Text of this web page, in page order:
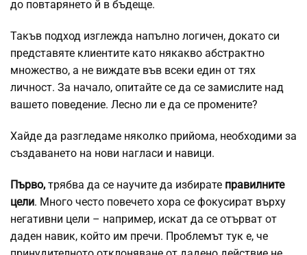
до повтарянето й в бъдеще.
Такъв подход изглежда напълно логичен, докато си
представяте клиентите като някакво абстрактно
множество, а не виждате във всеки един от тях
личност. За начало, опитайте се да се замислите над
вашето поведение. Лесно ли е да се промените?
Хайде да разгледаме няколко прийома, необходими за
създаването на нови нагласи и навици.
Първо, трябва да се научите да избирате правилните
цели. Много често повечето хора се фокусират върху
негативни цели – например, искат да се отърват от
даден навик, който им пречи. Проблемът тук е, че